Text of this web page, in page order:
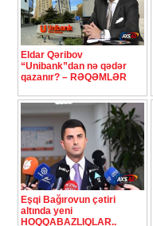
Eldar Qəribov
“Unibank”dan nə qədər
qazanır? – RƏQƏMLƏR
Eşqi Bağırovun çətiri
altında yeni
HOQQABAZLIQLAR..